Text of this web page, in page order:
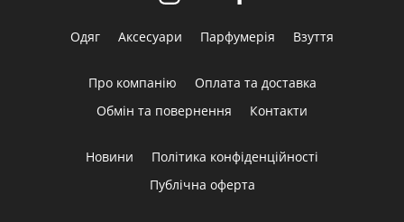
Одяг Аксесуари Парфумерія Взуття
Про компанію
Оплата та доставка
Обмін та повернення
Контакти
Новини
Політика конфіденційності
Публічна оферта